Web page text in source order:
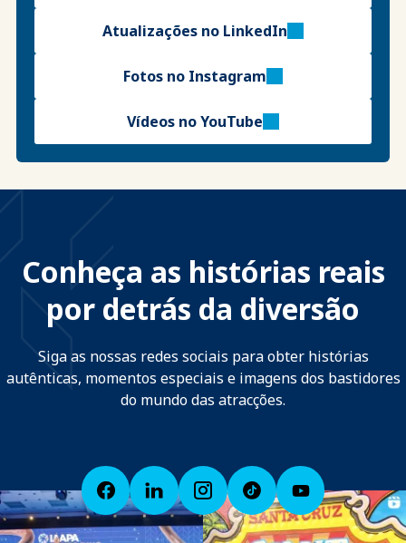
Atualizações no LinkedIn
Fotos no Instagram
Vídeos no YouTube
Conheça as histórias reais
por detrás da diversão
Siga as nossas redes sociais para obter histórias
autênticas, momentos especiais e imagens dos bastidores
do mundo das atracções.